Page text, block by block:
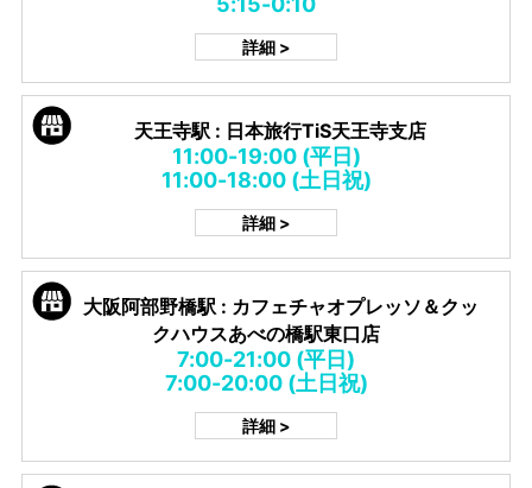
詳細 >
天王寺駅 : 日本旅行TiS天王寺支店
11:00-19:00 (平日)
11:00-18:00 (土日祝)
詳細 >
大阪阿部野橋駅 : カフェチャオプレッソ＆クッ
クハウスあべの橋駅東口店
7:00-21:00 (平日)
7:00-20:00 (土日祝)
詳細 >